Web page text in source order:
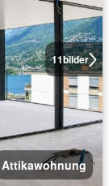
11bilder
Attikawohnung